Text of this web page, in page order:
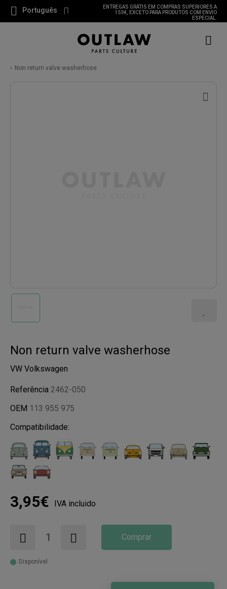
Português
ENTREGAS GRÁTIS EM COMPRAS SUPERIORES A
150€, EXCETO PARA PRODUTOS COM ENVIO
ESPECIAL.
Non return valve washerhose
Non return valve washerhose
VW Volkswagen
Referência 2462-050
OEM 113 955 975
Compatibilidade:
3,95€ IVA incluido
Comprar
Disponível